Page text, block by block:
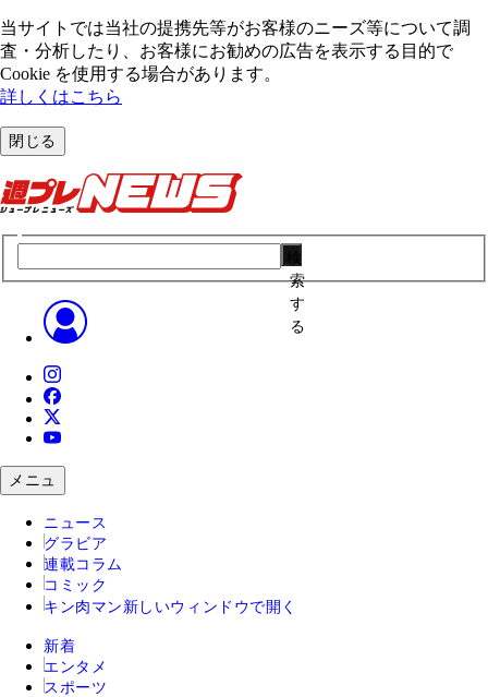
当サイトでは当社の提携先等がお客様のニーズ等について調
査・分析したり、お客様にお勧めの広告を表⽰する⽬的で
Cookie を使⽤する場合があります。
詳しくはこちら
閉じる
索
す
る
メニュ
ニュース
グラビア
連載コラム
コミック
キン肉マン 新しいウィンドウで開く
新着
エンタメ
スポーツ